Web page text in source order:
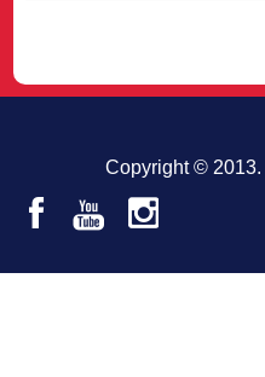
Copyright © 2013.